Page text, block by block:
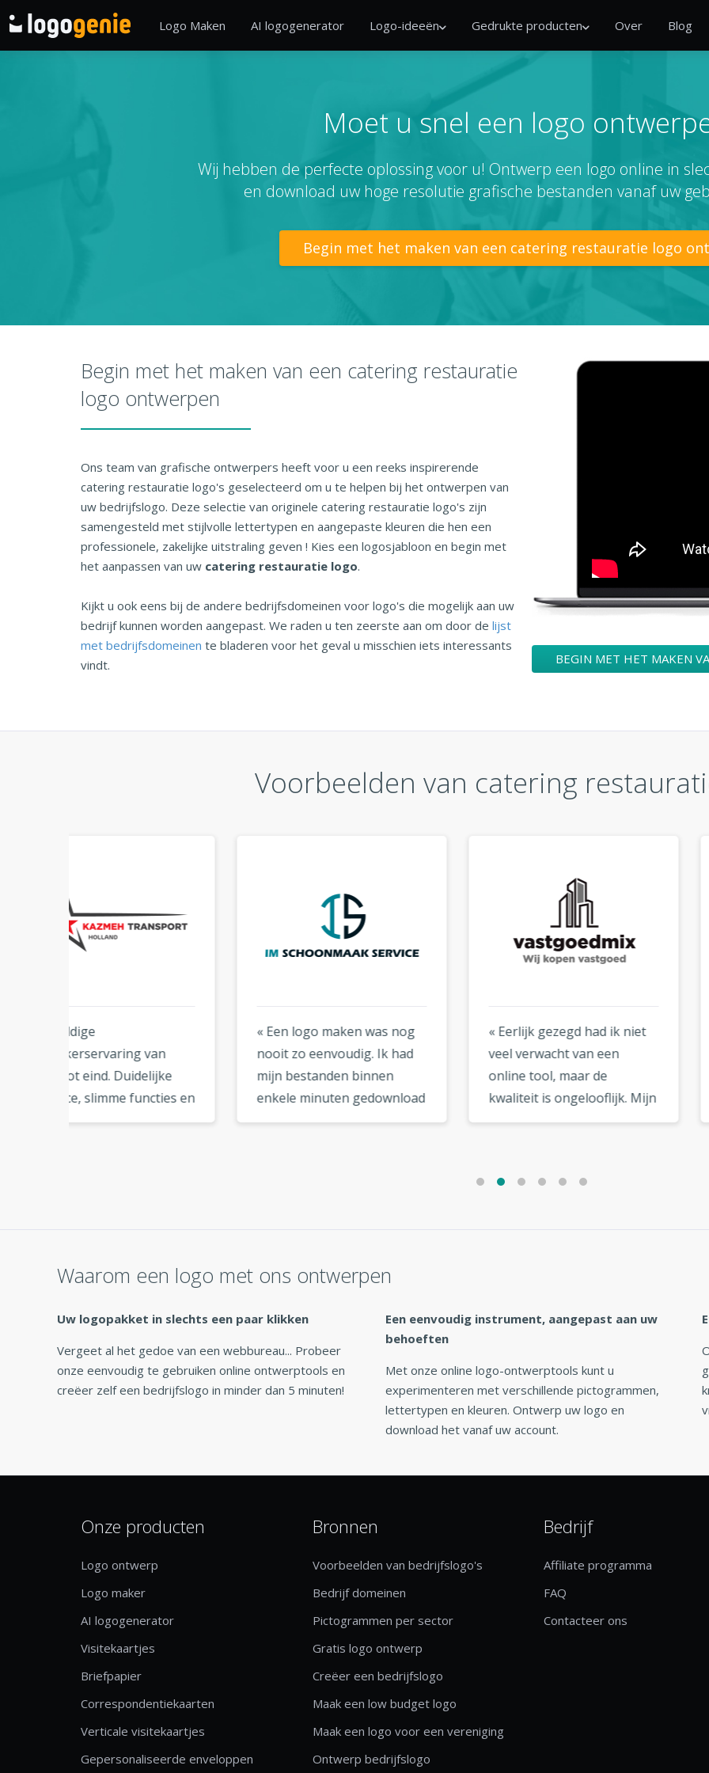
Logo Maken AI logogenerator Logo-ideeën Gedrukte producten Over Blog
Moet u snel een logo
Wij hebben de perfecte oplossing voor u! Ontwerp een logo online in
en download uw hoge resolutie grafische bestanden vanaf uw
Begin met het maken van een catering restauratie logo
Begin met het maken van een catering restauratie
logo ontwerpen
Ons team van grafische ontwerpers heeft voor u een reeks inspirerende
catering restauratie logo's geselecteerd om u te helpen bij het ontwerpen van
uw bedrijfslogo. Deze selectie van originele catering restauratie logo's zijn
samengesteld met stijlvolle lettertypen en aangepaste kleuren die hen een
professionele, zakelijke uitstraling geven ! Kies een logosjabloon en begin met
het aanpassen van uw catering restauratie logo.
Kijkt u ook eens bij de andere bedrijfsdomeinen voor logo's die mogelijk aan uw
bedrijf kunnen worden aangepast. We raden u ten zeerste aan om door de lijst
met bedrijfsdomeinen te bladeren voor het geval u misschien iets interessants
vindt.
BEGIN MET HET MAKEN
Voorbeelden van catering
« Een logo maken was nog
nooit zo eenvoudig. Ik had
mijn bestanden binnen
enkele minuten gedownload
en kon ze meteen
« Eerlijk gezegd had ik niet
veel verwacht van een
online tool, maar de
kwaliteit is ongelooflijk. Mijn
logo ziet eruit alsof het van
« Ik heb Logogenie al twee
keer gebruikt: een keer
mijn bedrijf en een keer
voor een vriend. Beide
logo's zijn geweldig
Waarom een logo met ons ontwerpen
Uw logopakket in slechts een paar klikken
Vergeet al het gedoe van een webbureau... Probeer
onze eenvoudig te gebruiken online ontwerptools en
creëer zelf een bedrijfslogo in minder dan 5 minuten!
Een eenvoudig instrument, aangepast aan uw
behoeften
Met onze online logo-ontwerptools kunt u
experimenteren met verschillende pictogrammen,
lettertypen en kleuren. Ontwerp uw logo en
download het vanaf uw account.
Onze producten
Logo ontwerp
Logo maker
AI logogenerator
Visitekaartjes
Briefpapier
Correspondentiekaarten
Verticale visitekaartjes
Gepersonaliseerde enveloppen
Bronnen
Voorbeelden van bedrijfslogo's
Bedrijf domeinen
Pictogrammen per sector
Gratis logo ontwerp
Creëer een bedrijfslogo
Maak een low budget logo
Maak een logo voor een vereniging
Ontwerp bedrijfslogo
Bedrijf
Affiliate programma
FAQ
Contacteer ons